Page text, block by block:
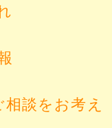
談をお考え